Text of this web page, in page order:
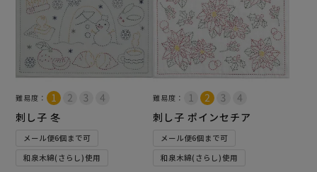
難易度：
刺し子 冬
メール便6個まで可
和泉木綿(さらし)使用
難易度：
刺し子 ポインセチア
メール便6個まで可
和泉木綿(さらし)使用